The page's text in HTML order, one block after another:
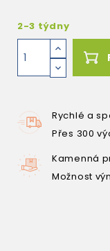
2-3 týdny
Rychlé a
Přes 300
Kamenná
Možnost